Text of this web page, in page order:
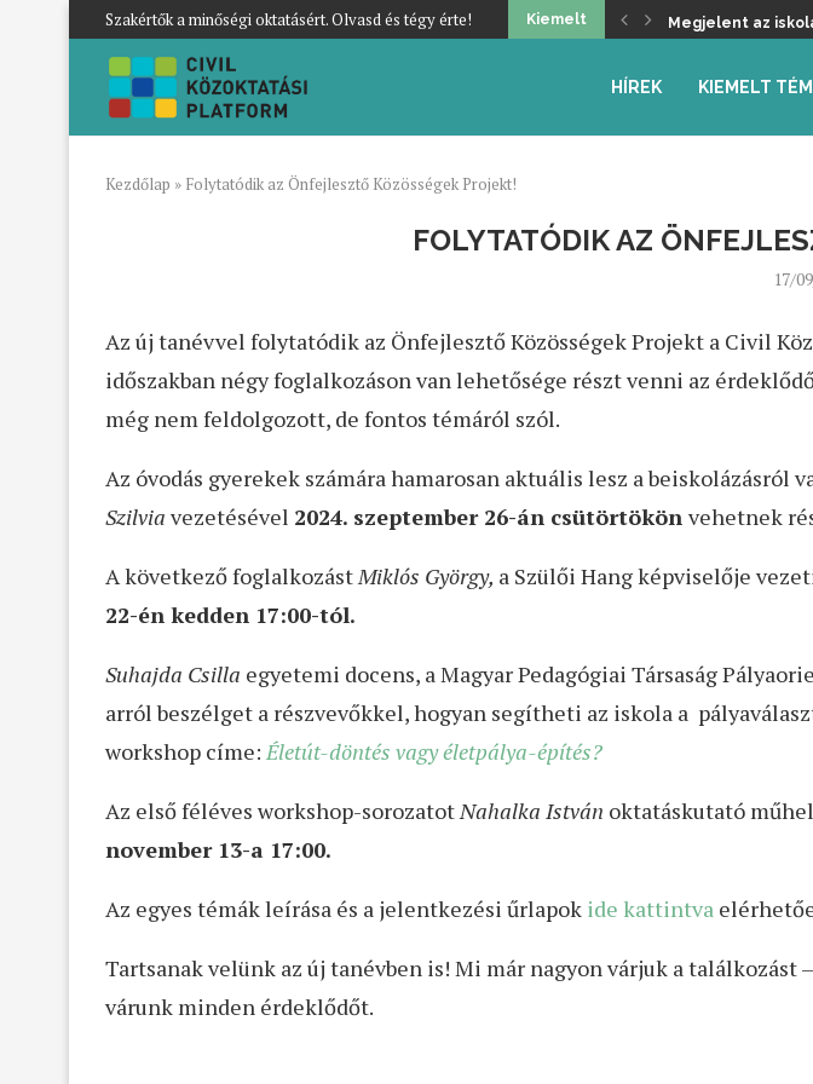
Szakértők a minőségi oktatásért. Olvasd és tégy érte! Kiemelt Megjelent az
HÍREK KIEMELT
Kezdőlap » Folytatódik az Önfejlesztő Közösségek Projekt!
FOLYTATÓDIK AZ
17/
Az új tanévvel folytatódik az Önfejlesztő Közösségek Projekt a Civil
időszakban négy foglalkozáson van lehetősége részt venni az
még nem feldolgozott, de fontos témáról szól.
Az óvodás gyerekek számára hamarosan aktuális lesz a beiskolázásról
Szilvia vezetésével 2024. szeptember 26-án csütörtökön vehetnek
A következő foglalkozástMiklós György, a Szülői Hang képviselője
22-én kedden 17:00-tól.
Suhajda Csilla egyetemi docens, a Magyar Pedagógiai Társaság
arról beszélget a részvevőkkel, hogyan segítheti az iskola a
workshop címe:Életút-döntés vagy életpálya-építés?
Az első féléves workshop-sorozatotNahalka István oktatáskutató
november 13-a 17:00.
Az egyes témák leírása és a jelentkezési űrlapok ide kattintva
Tartsanak velünk az új tanévben is! Mi már nagyon várjuk a
várunk minden érdeklődőt.